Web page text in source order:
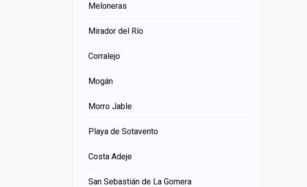
Meloneras
Mirador del Río
Corralejo
Mogán
Morro Jable
Playa de Sotavento
Costa Adeje
San Sebastián de La Gomera